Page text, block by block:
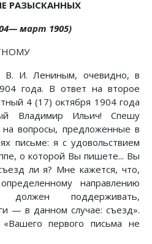
РАЗЫСКАННЫХ
март 1905)
В. И. Лениным, очевидно, в
года. В ответ на второе
4 (17) октября 1904 года
Владимир Ильич! Спешу
вопросы, предложенные в
письме: я с удовольствием
о которой Вы пишете... Вы
ли я? Мне кажется, что,
направлению
должен поддерживать,
— в данном случае: съезд».
первого письма не